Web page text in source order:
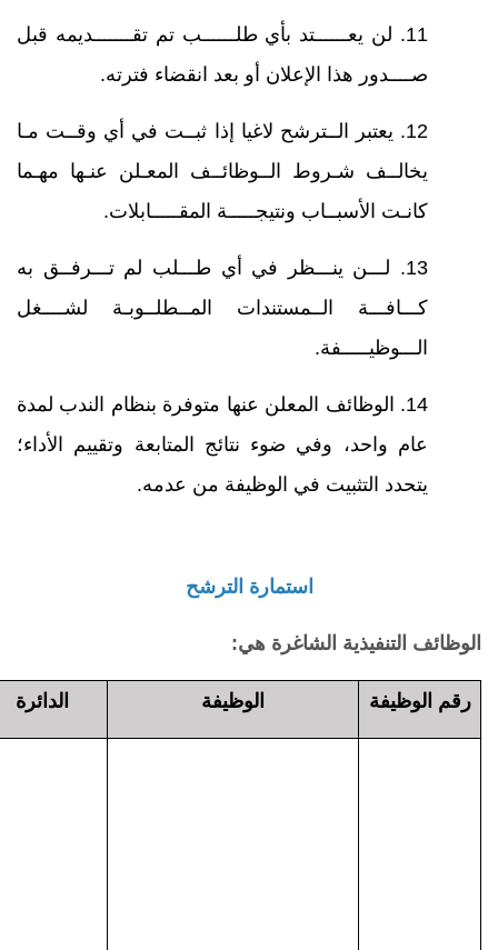
11. لن يعــــــتد بأي طلــــــب تم تقـــــــديمه قبل
صــــدور هذا الإعلان أو بعد انقضاء فترته.
12. يعتبر الــترشح لاغيا إذا ثبــت في أي وقــت مـا
يخالــف شـروط الــوظائــف المعـلن عنـها مهـما
كانـت الأسبــاب ونتيجـــــة المقـــــابلات.
13. لـــن ينـــظر في أي طـــلب لم تـــرفــق به
كـــافـــة الــمستندات المــطلــوبـة لشــــغل
الـــوظيـــــفة.
14. الوظائف المعلن عنها متوفرة بنظام الندب لمدة
عام واحد، وفي ضوء نتائج المتابعة وتقييم الأداء؛
يتحدد التثبيت في الوظيفة من عدمه.
استمارة الترشح
الوظائف التنفيذية الشاغرة هي:
رقم الوظيفة الوظيفة الدائرة